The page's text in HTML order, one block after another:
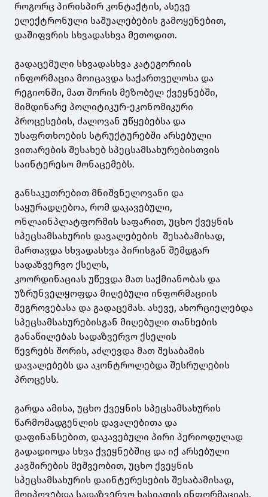
როგორც პირისპირ კონტაქტის, ასევე
ელექტრონული საშუალებების გამოყენებით,
დაშიფვრის სხვადასხვა მეთოდით.
გადაცემული სხვადასხვა კატეგორიის
ინფორმაცია მოიცავდა საქართველოსა და
რეგიონში, მათ შორის მეზობელ ქვეყნებში,
მიმდინარე პოლიტიკურ-ეკონომიკური
პროცესების, ძალოვან უწყებებსა და
უსაფრთხოების სტრუქტურებში არსებული
ვითარების შესახებ სპეცსამსახურებისთვის
საინტერესო მონაცემებს.
განსაკუთრებით მნიშვნელოვანი და
საყურადღებოა, რომ დაკავებული,
ონლაინპლატფორმის საფარით, უცხო ქვეყნის
სპეცსამსახურის დავალებების შესაბამისად,
მართავდა სხვადასხვა პირისგან შემდგარ
სადაზვერვო ქსელს,
კოორდინაციას უწევდა მათ საქმიანობას და
უზრუნველყოფდა მიღებული ინფორმაციის
შეგროვებასა და გადაცემას. ასევე, ახორციელებდა
სპეცსამსახურებისგან მიღებული თანხების
განაწილებას სადაზვერვო ქსელის
წევრებს შორის, აძლევდა მათ შესაბამის
დავალებებს და აკონტროლებდა შესრულების
პროცესს.
გარდა ამისა, უცხო ქვეყნის სპეცსამსახურის
წარმომადგენლის დავალებითა და
დაფინანსებით, დაკავებული პირი პერიოდულად
გადადიოდა სხვა ქვეყნებშიც და იქ არსებული
კავშირების მეშვეობით, უცხო ქვეყნის
სპეცსამსახურის დაინტერესების შესაბამისად,
მოიპოვებდა სადაზვერვო ხასიათის ინფორმაციას.